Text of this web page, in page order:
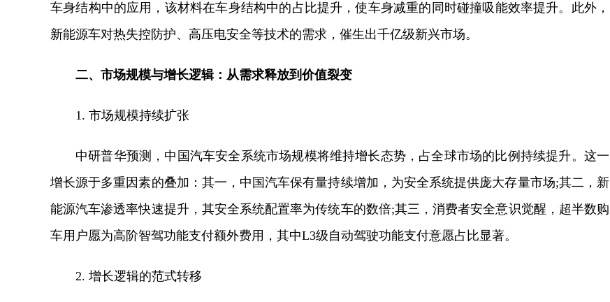
车身结构中的应用，该材料在车身结构中的占比提升，使车身减重的同时碰撞吸能效率提升。此外，
新能源车对热失控防护、高压电安全等技术的需求，催生出千亿级新兴市场。
二、市场规模与增长逻辑：从需求释放到价值裂变
1. 市场规模持续扩张
中研普华预测，中国汽车安全系统市场规模将维持增长态势，占全球市场的比例持续提升。这一
增长源于多重因素的叠加：其一，中国汽车保有量持续增加，为安全系统提供庞大存量市场;其二，新
能源汽车渗透率快速提升，其安全系统配置率为传统车的数倍;其三，消费者安全意识觉醒，超半数购
车用户愿为高阶智驾功能支付额外费用，其中L3级自动驾驶功能支付意愿占比显著。
2. 增长逻辑的范式转移